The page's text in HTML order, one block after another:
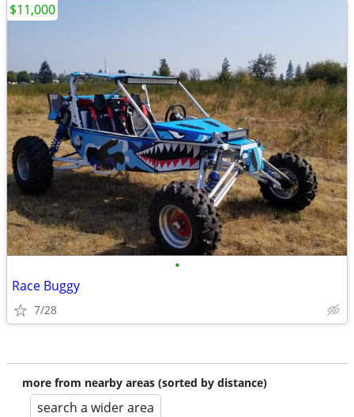
•
Race Buggy
7/28
$11,000
more from nearby areas (sorted by distance)
search a wider area